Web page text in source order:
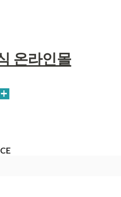
온라인몰